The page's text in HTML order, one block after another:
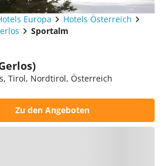
Europa
Hotels Österreich
Sportalm
Tirol, Nordtirol, Österreich
Zu den Angeboten